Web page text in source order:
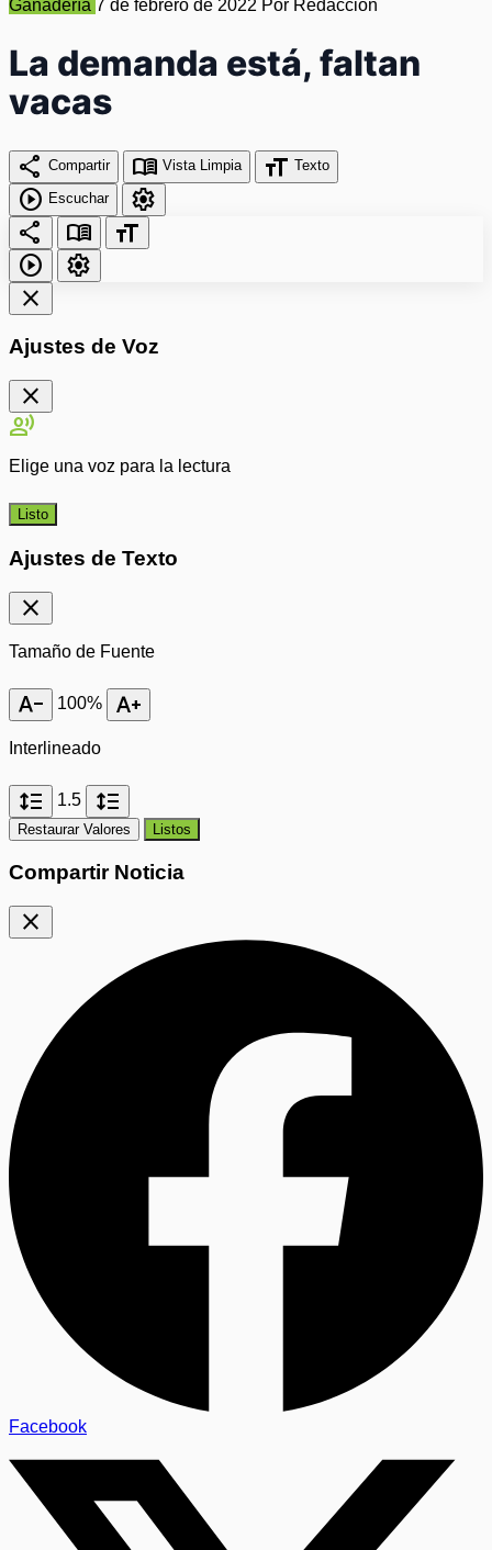
Ganadería 7 de febrero de 2022 Por Redacción
La demanda está, faltan
vacas
share Compartir menu_book Vista Limpia format_size Texto
play_circle Escuchar
settings
share
menu_book
format_size
play_circle
settings
close
Ajustes de Voz
close
record_voice_over
Elige una voz para la lectura
Listo
Ajustes de Texto
close
Tamaño de Fuente
text_decrease 100% text_increase
Interlineado
format_line_spacing 1.5 format_line_spacing
Restaurar Valores Listos
Compartir Noticia
close
Facebook